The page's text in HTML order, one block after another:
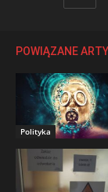
POWIĄZANE
Polityka